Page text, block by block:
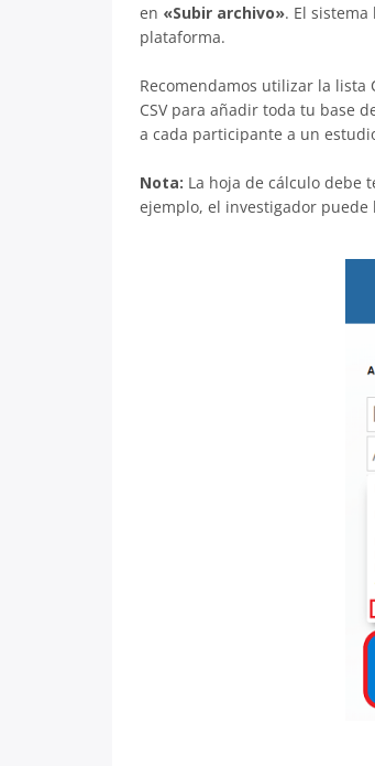
en «Subir archivo». El
plataforma.
Recomendamos utilizar la
CSV para añadir toda tu base
a cada participante a un
Nota: La hoja de cálculo debe
ejemplo, el investigador